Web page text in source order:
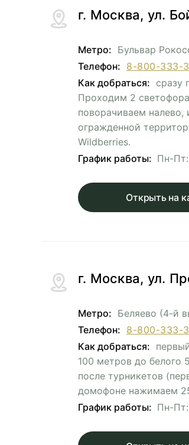
г. Москва, ул.
Метро: Бульвар
Телефон: 8-800-333-
Как добраться: сразу
Проходим 2
поворачиваем
огражденной
Wildberries.
График работы: Пн-
Открыть на
г. Москва, ул.
Метро: Беляево (4-й
Телефон: 8-800-333-
Как добраться:
100 метров до белого
после турникетов
домофоне нажимаем
График работы: Пн-